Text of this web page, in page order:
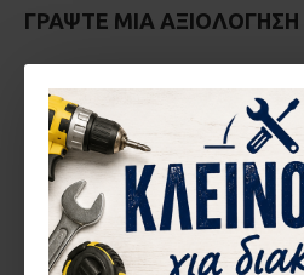
ΓΡΆΨΤΕ ΜΙΑ ΑΞΙΟΛΌΓΗΣΗ
Το Όνομα σας
Η Αξιολόγηση σας